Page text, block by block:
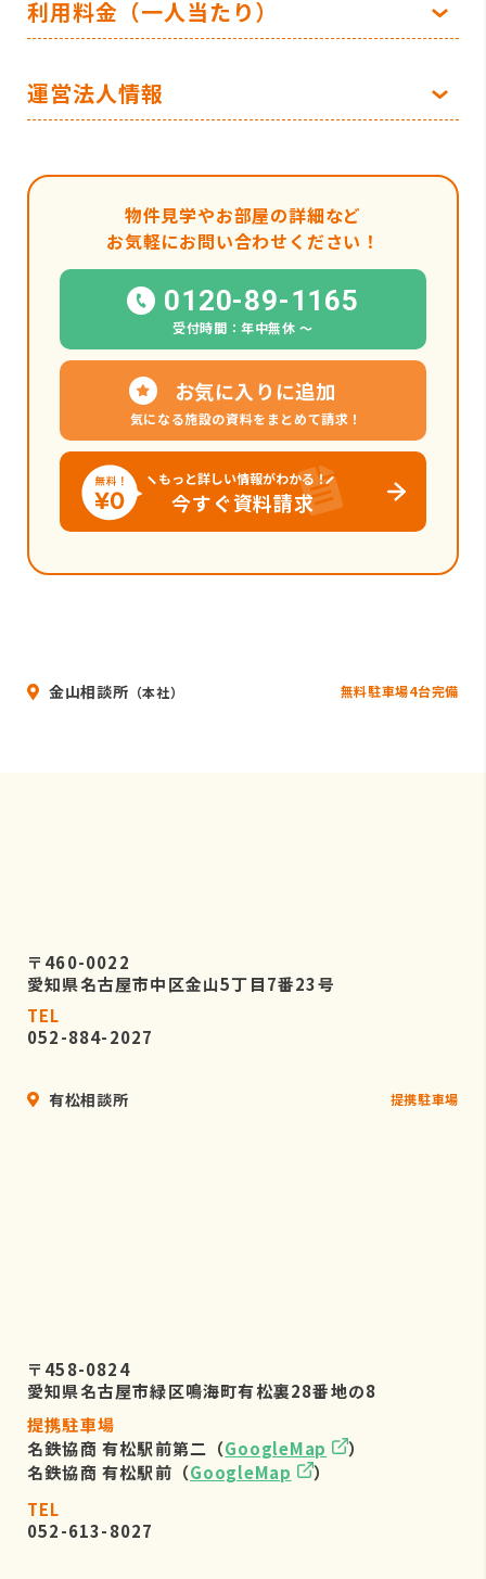
利用料金（一人当たり）
運営法人情報
物件見学やお部屋の詳細など
お気軽にお問い合わせください！
0120-89-1165
受付時間：年中無休 〜
お気に入りに追加
気になる施設の資料をまとめて請求！
もっと詳しい情報がわかる！
今すぐ資料請求
金山相談所 （本社） 無料駐車場4台完備
〒460-0022
愛知県名古屋市中区金山5丁目7番23号
TEL
052-884-2027
有松相談所 提携駐車場
〒458-0824
愛知県名古屋市緑区鳴海町有松裏28番地の8
提携駐車場
名鉄協商 有松駅前第二（GoogleMap
）
名鉄協商 有松駅前（GoogleMap
）
TEL
052-613-8027